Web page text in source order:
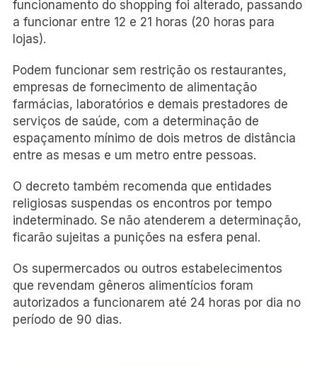
funcionamento do shopping foi alterado, passando
a funcionar entre 12 e 21 horas (20 horas para
lojas).
Podem funcionar sem restrição os restaurantes,
empresas de fornecimento de alimentação
farmácias, laboratórios e demais prestadores de
serviços de saúde, com a determinação de
espaçamento mínimo de dois metros de distância
entre as mesas e um metro entre pessoas.
O decreto também recomenda que entidades
religiosas suspendas os encontros por tempo
indeterminado. Se não atenderem a determinação,
ficarão sujeitas a punições na esfera penal.
Os supermercados ou outros estabelecimentos
que revendam gêneros alimentícios foram
autorizados a funcionarem até 24 horas por dia no
período de 90 dias.